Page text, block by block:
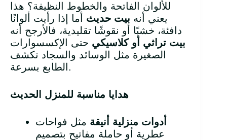
للألوان الفاتحة والخطوط النظيفة؟ هذا
يعني أنه بيت حديث أما إذا رأيت ألوانًا
دافئة، خشبًا أو نقوشًا تقليدية، فالأرجح أنه
بيت تراثي أو كلاسيكي حتى الإكسسوارات
الصغيرة مثل الوسائد والسجاد تكشف
الطابع بسرعة.
هدايا مناسبة للمنزل الحديث
أدوات منزلية أنيقة مثل فواحات
عطرية أو حاملة مفاتيح بتصميم